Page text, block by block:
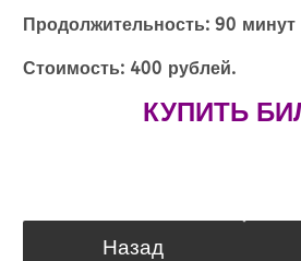
Продолжительность: 90 минут
Стоимость: 400 рублей.
КУПИТЬ
Назад